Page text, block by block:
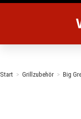
Start > Grillzubehör > Big